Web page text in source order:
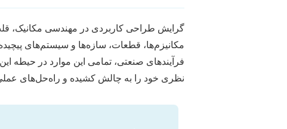
گرایش طراحی کاربردی در مهندسی مکانیک،
مکانیزم‌ها، قطعات، سازه‌ها و سیستم‌های
فرآیندهای صنعتی، تمامی این موارد در حیطه
نظری خود را به چالش کشیده و راه‌حل‌های عملی